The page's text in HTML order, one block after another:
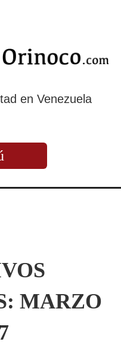
en Venezuela
MARZO